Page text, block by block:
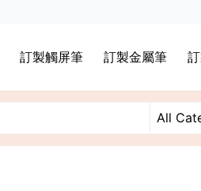
訂製觸屏筆 訂製金屬筆